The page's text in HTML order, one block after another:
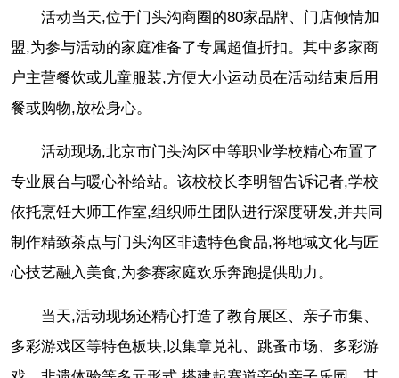
活动当天,位于门头沟商圈的80家品牌、门店倾情加
盟,为参与活动的家庭准备了专属超值折扣。其中多家商
户主营餐饮或儿童服装,方便大小运动员在活动结束后用
餐或购物,放松身心。
活动现场,北京市门头沟区中等职业学校精心布置了
专业展台与暖心补给站。该校校长李明智告诉记者,学校
依托烹饪大师工作室,组织师生团队进行深度研发,并共同
制作精致茶点与门头沟区非遗特色食品,将地域文化与匠
心技艺融入美食,为参赛家庭欢乐奔跑提供助力。
当天,活动现场还精心打造了教育展区、亲子市集、
多彩游戏区等特色板块,以集章兑礼、跳蚤市场、多彩游